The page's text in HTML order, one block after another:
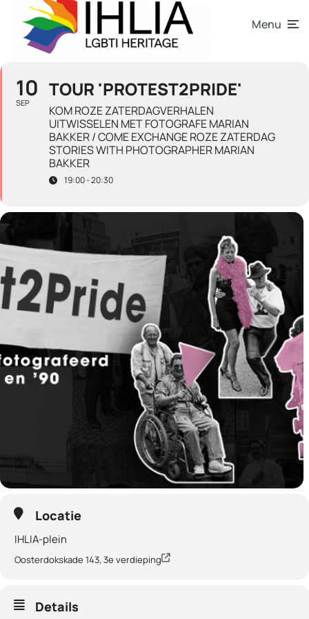
Menu
10
SEP
TOUR 'PROTEST2PRIDE'
KOM ROZE ZATERDAGVERHALEN
UITWISSELEN MET FOTOGRAFE MARIAN
BAKKER / COME EXCHANGE ROZE ZATERDAG
STORIES WITH PHOTOGRAPHER MARIAN
BAKKER
19:00 - 20:30
Locatie
IHLIA-plein
Oosterdokskade 143, 3e verdieping
Details